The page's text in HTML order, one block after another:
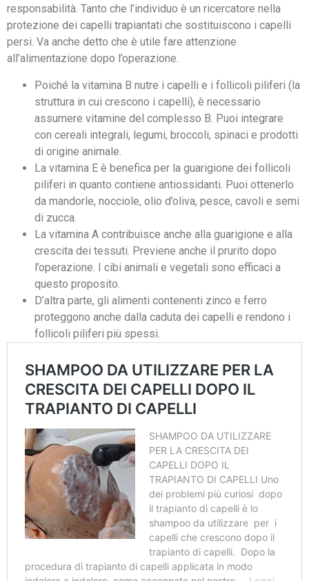
responsabilità. Tanto che l’individuo è un ricercatore nella
protezione dei capelli trapiantati che sostituiscono i capelli
persi. Va anche detto che è utile fare attenzione
all’alimentazione dopo l’operazione.
Poiché la vitamina B nutre i capelli e i follicoli piliferi (la
struttura in cui crescono i capelli), è necessario
assumere vitamine del complesso B. Puoi integrare
con cereali integrali, legumi, broccoli, spinaci e prodotti
di origine animale.
La vitamina E è benefica per la guarigione dei follicoli
piliferi in quanto contiene antiossidanti. Puoi ottenerlo
da mandorle, nocciole, olio d’oliva, pesce, cavoli e semi
di zucca.
La vitamina A contribuisce anche alla guarigione e alla
crescita dei tessuti. Previene anche il prurito dopo
l’operazione. I cibi animali e vegetali sono efficaci a
questo proposito.
D’altra parte, gli alimenti contenenti zinco e ferro
proteggono anche dalla caduta dei capelli e rendono i
follicoli piliferi più spessi.